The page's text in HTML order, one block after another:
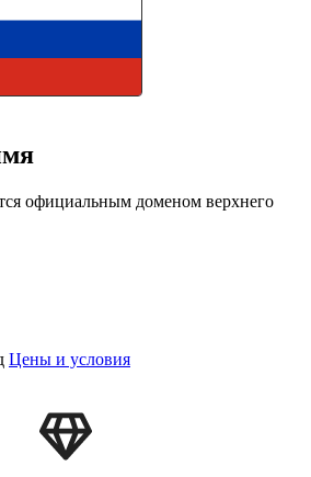
официальным доменом верхнего
Цены и условия